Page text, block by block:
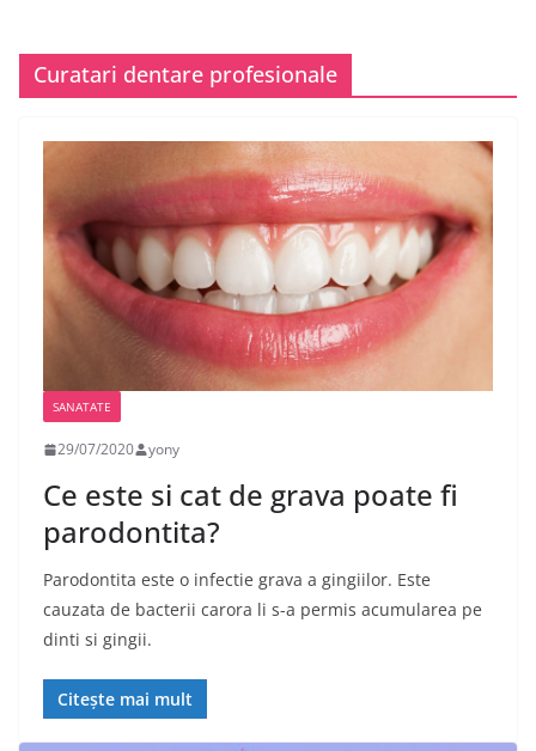
Curatari dentare profesionale
SANATATE
29/07/2020 yony
Ce este si cat de grava poate fi
parodontita?
Parodontita este o infectie grava a gingiilor. Este
cauzata de bacterii carora li s-a permis acumularea pe
dinti si gingii.
Citește mai mult